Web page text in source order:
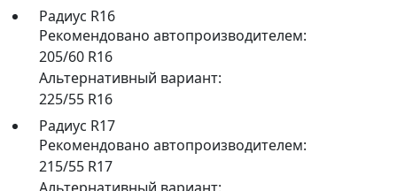
Радиус R16
Рекомендовано автопроизводителем:
205/60 R16
Альтернативный вариант:
225/55 R16
Радиус R17
Рекомендовано автопроизводителем:
215/55 R17